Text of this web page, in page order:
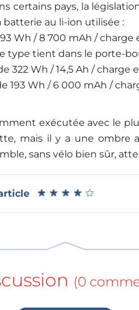
certains pays, la
batterie au li-ion utilisée :
Wh / 8 700 mAh / charge
type tient dans le porte-
322 Wh / 14,5 Ah / charge
193 Wh / 6 000 mAh /
exécutée avec le
mais il y a une ombre
sans vélo bien sûr,
★ ★ ★ ★ ★
★ ★ ★ ★ ★
(0